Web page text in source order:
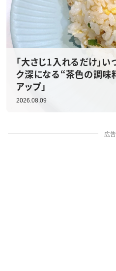
「大さじ1入れるだけ」
ク深になる“茶色の調味
アップ」
2026.08.09
広告